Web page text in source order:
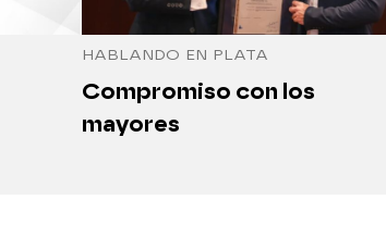
HABLANDO EN PLATA
Compromiso con los
mayores